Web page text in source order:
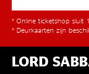
* Online ticketshop sluit
* Deurkaarten zijn
LORD